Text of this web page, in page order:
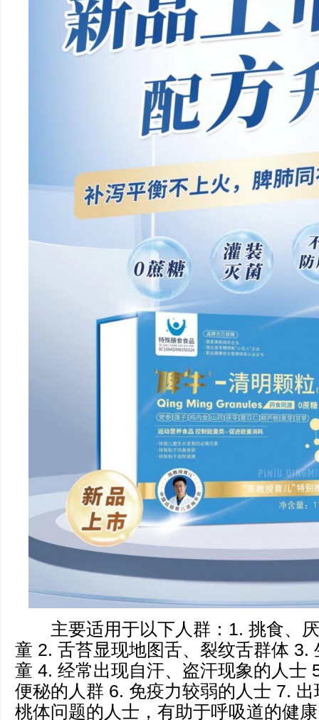
主要适用于以下人群：1. 挑食、厌
童 2. 舌苔显现地图舌、裂纹舌群体 3.
童 4. 经常出现自汗、盗汗现象的人士
便秘的人群 6. 免疫力较弱的人士 7.
桃体问题的人士，有助于呼吸道的健